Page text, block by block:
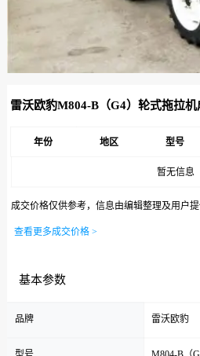
雷沃欧豹M804-B（G4）轮式拖拉
年份 地区 型号
暂无信息
成交价格仅供参考，信息由编辑整理及用户
查看更多成交价格 >
基本参数
品牌 雷沃欧豹